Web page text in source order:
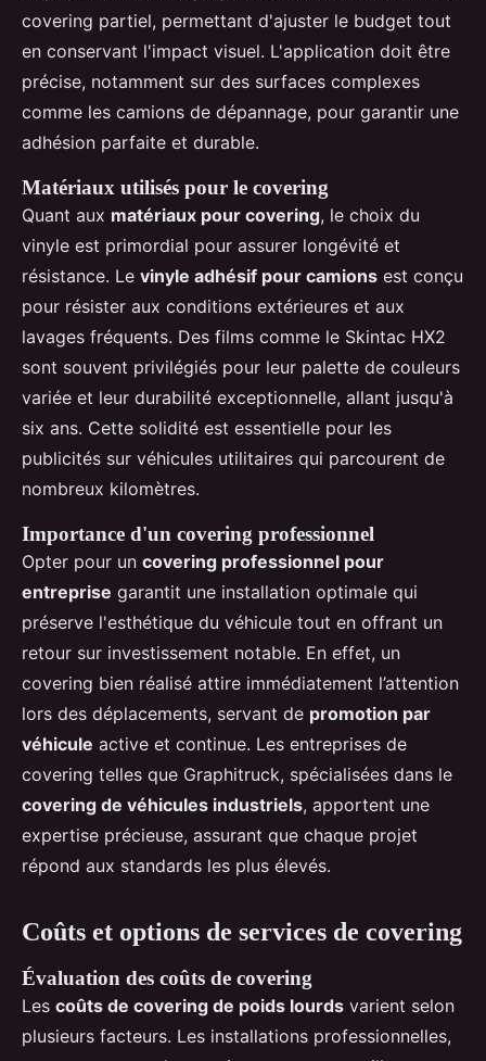
covering partiel, permettant d'ajuster le budget tout
en conservant l'impact visuel. L'application doit être
précise, notamment sur des surfaces complexes
comme les camions de dépannage, pour garantir une
adhésion parfaite et durable.
Matériaux utilisés pour le covering
Quant aux matériaux pour covering, le choix du
vinyle est primordial pour assurer longévité et
résistance. Le vinyle adhésif pour camions est conçu
pour résister aux conditions extérieures et aux
lavages fréquents. Des films comme le Skintac HX2
sont souvent privilégiés pour leur palette de couleurs
variée et leur durabilité exceptionnelle, allant jusqu'à
six ans. Cette solidité est essentielle pour les
publicités sur véhicules utilitaires qui parcourent de
nombreux kilomètres.
Importance d'un covering professionnel
Opter pour un covering professionnel pour
entreprise garantit une installation optimale qui
préserve l'esthétique du véhicule tout en offrant un
retour sur investissement notable. En effet, un
covering bien réalisé attire immédiatement l’attention
lors des déplacements, servant de promotion par
véhicule active et continue. Les entreprises de
covering telles que Graphitruck, spécialisées dans le
covering de véhicules industriels, apportent une
expertise précieuse, assurant que chaque projet
répond aux standards les plus élevés.
Coûts et options de services de covering
Évaluation des coûts de covering
Les coûts de covering de poids lourds varient selon
plusieurs facteurs. Les installations professionnelles,